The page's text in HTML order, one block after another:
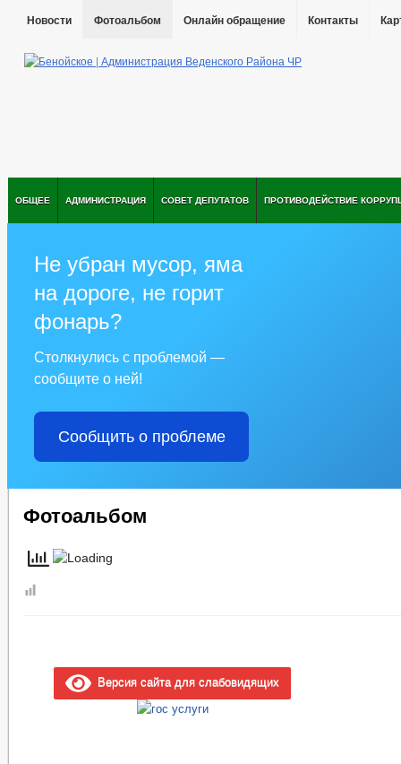
Новости Фотоальбом Онлайн обращение Контакты
ОБЩЕЕ АДМИНИСТРАЦИЯ СОВЕТ ДЕПУТАТОВ ПРОТИВОДЕЙСТВИЕ
Не убран мусор, яма
на дороге, не горит
фонарь?
Столкнулись с проблемой —
сообщите о ней!
Сообщить о проблеме
Фотоальбом
Версия сайта для слабовидящих